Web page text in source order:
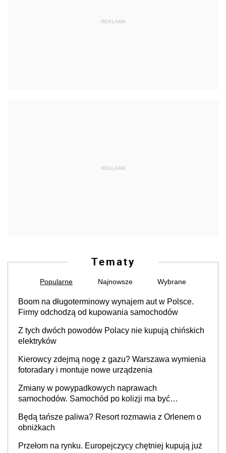
REKLAMA
REKLAMA
Tematy
Popularne Najnowsze Wybrane
Boom na długoterminowy wynajem aut w Polsce.
Firmy odchodzą od kupowania samochodów
Z tych dwóch powodów Polacy nie kupują chińskich
elektryków
Kierowcy zdejmą nogę z gazu? Warszawa wymienia
fotoradary i montuje nowe urządzenia
Zmiany w powypadkowych naprawach
samochodów. Samochód po kolizji ma być
producenta
Będą tańsze paliwa? Resort rozmawia z Orlenem o
obniżkach
Przełom na rynku. Europejczycy chętniej kupują już